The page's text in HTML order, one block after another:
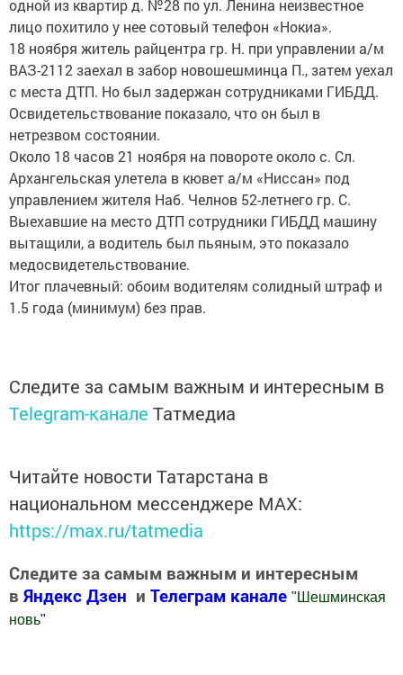
одной из квартир д. №28 по ул. Ленина неизвестное
лицо похитило у нее сотовый телефон «Нокиа».
18 ноября житель райцентра гр. Н. при управлении а/м
ВАЗ-2112 заехал в забор новошешминца П., затем уехал
с места ДТП. Но был задержан сотрудниками ГИБДД.
Освидетельствование показало, что он был в
нетрезвом состоянии.
Около 18 часов 21 ноября на повороте около с. Сл.
Архангельская улетела в кювет а/м «Ниссан» под
управлением жителя Наб. Челнов 52-летнего гр. С.
Выехавшие на место ДТП сотрудники ГИБДД машину
вытащили, а водитель был пьяным, это показало
медосвидетельствование.
Итог плачевный: обоим водителям солидный штраф и
1.5 года (минимум) без прав.
Следите за самым важным и интересным в
Telegram-канале Татмедиа
Читайте новости Татарстана в
национальном мессенджере MАХ:
https://max.ru/tatmedia
Следите за самым важным и интересным
в Яндекс Дзен и Телеграм канале " Шешминская
новь"